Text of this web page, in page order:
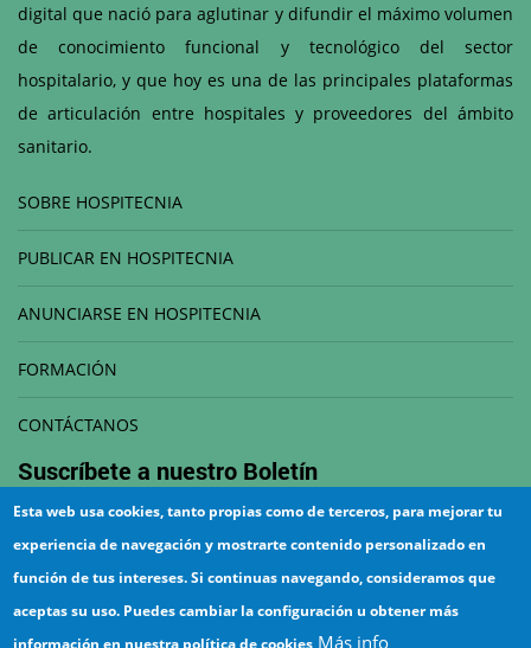
digital que nació para aglutinar y difundir el máximo volumen
de conocimiento funcional y tecnológico del sector
hospitalario, y que hoy es una de las principales plataformas
de articulación entre hospitales y proveedores del ámbito
sanitario.
SOBRE HOSPITECNIA
PUBLICAR EN HOSPITECNIA
ANUNCIARSE EN HOSPITECNIA
FORMACIÓN
CONTÁCTANOS
Suscríbete a nuestro Boletín
Esta web usa cookies, tanto propias como de terceros, para mejorar tu
experiencia de navegación y mostrarte contenido personalizado en
función de tus intereses. Si continuas navegando, consideramos que
aceptas su uso. Puedes cambiar la configuración u obtener más
información en nuestra política de cookies Más info